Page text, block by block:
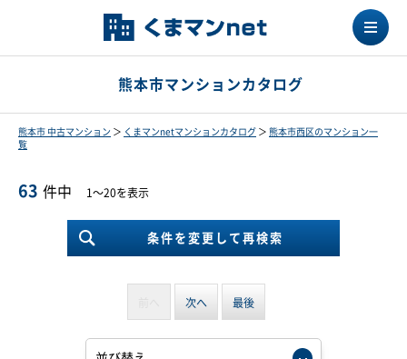
熊本市マンションカタログ
熊本市 中古マンション ＞ くまマンnetマンションカタログ ＞ 熊本市西区のマンション一
覧
63 件中 1～20を表示
条件を変更して再検索
次へ 最後